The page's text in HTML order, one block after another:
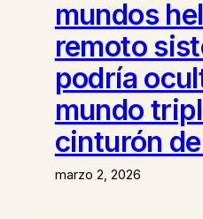
mundos
remoto
podría
mundo
cinturón
marzo 2, 2026